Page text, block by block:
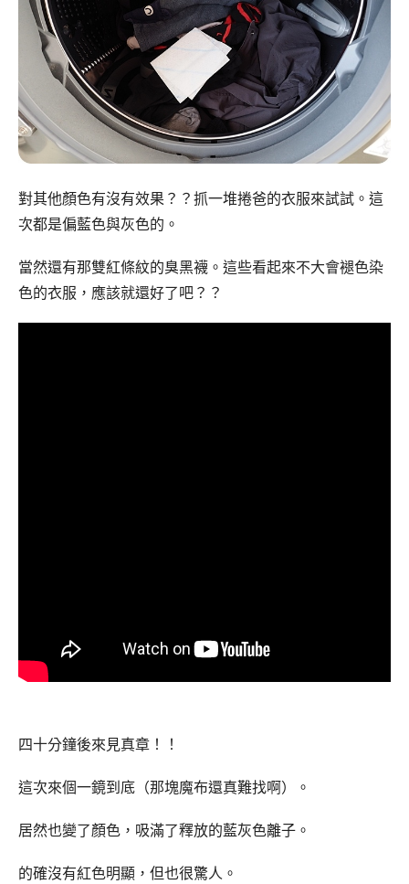
對其他顏色有沒有效果？？抓一堆捲爸的衣服來試試。這
次都是偏藍色與灰色的。
當然還有那雙紅條紋的臭黑襪。這些看起來不大會褪色染
色的衣服，應該就還好了吧？？
四十分鐘後來見真章！！
這次來個一鏡到底（那塊魔布還真難找啊）。
居然也變了顏色，吸滿了釋放的藍灰色離子。
的確沒有紅色明顯，但也很驚人。